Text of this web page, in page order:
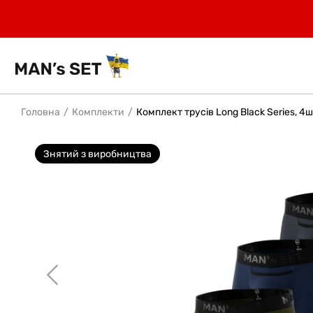
Головна Комплекти Комплект трусів Long Black Series,
Знятий з виробництва